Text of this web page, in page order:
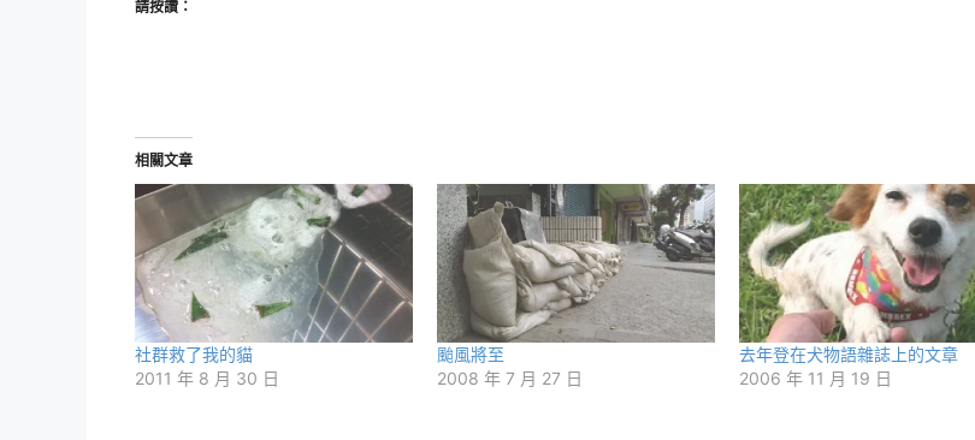
請按讚：
相關文章
社群救了我的貓
2011 年 8 月 30 日
颱風將至
2008 年 7 月 27 日
去年登在犬物語雜誌上的文章
2006 年 11 月 19 日